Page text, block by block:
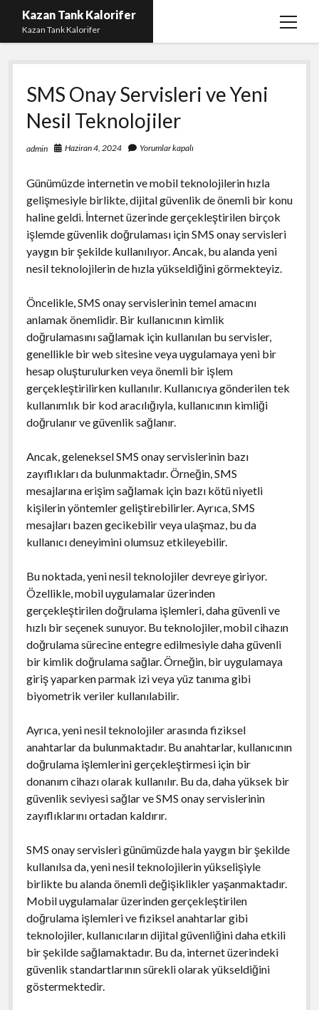
Kazan Tank Kalorifer
Kazan Tank Kalorifer
menüyü
Igtv Beğeni Çoğaltma
Liste
Sayfa Listesi
Spotify Dinlenme Yükseltme Hilesi
Twitter Gizli Hesap Yorumları
SMS Onay Servisleri ve Yeni
Nesil Teknolojiler
admin Haziran 4, 2024 Yorumlar kapalı
Günümüzde internetin ve mobil teknolojilerin hızla
gelişmesiyle birlikte, dijital güvenlik de önemli bir konu
haline geldi. İnternet üzerinde gerçekleştirilen birçok
işlemde güvenlik doğrulaması için SMS onay servisleri
yaygın bir şekilde kullanılıyor. Ancak, bu alanda yeni
nesil teknolojilerin de hızla yükseldiğini görmekteyiz.
Öncelikle, SMS onay servislerinin temel amacını
anlamak önemlidir. Bir kullanıcının kimlik
doğrulamasını sağlamak için kullanılan bu servisler,
genellikle bir web sitesine veya uygulamaya yeni bir
hesap oluşturulurken veya önemli bir işlem
gerçekleştirilirken kullanılır. Kullanıcıya gönderilen tek
kullanımlık bir kod aracılığıyla, kullanıcının kimliği
doğrulanır ve güvenlik sağlanır.
Ancak, geleneksel SMS onay servislerinin bazı
zayıflıkları da bulunmaktadır. Örneğin, SMS
mesajlarına erişim sağlamak için bazı kötü niyetli
kişilerin yöntemler geliştirebilirler. Ayrıca, SMS
mesajları bazen gecikebilir veya ulaşmaz, bu da
kullanıcı deneyimini olumsuz etkileyebilir.
Bu noktada, yeni nesil teknolojiler devreye giriyor.
Özellikle, mobil uygulamalar üzerinden
gerçekleştirilen doğrulama işlemleri, daha güvenli ve
hızlı bir seçenek sunuyor. Bu teknolojiler, mobil cihazın
doğrulama sürecine entegre edilmesiyle daha güvenli
bir kimlik doğrulama sağlar. Örneğin, bir uygulamaya
giriş yaparken parmak izi veya yüz tanıma gibi
biyometrik veriler kullanılabilir.
Ayrıca, yeni nesil teknolojiler arasında fiziksel
anahtarlar da bulunmaktadır. Bu anahtarlar, kullanıcının
doğrulama işlemlerini gerçekleştirmesi için bir
donanım cihazı olarak kullanılır. Bu da, daha yüksek bir
güvenlik seviyesi sağlar ve SMS onay servislerinin
zayıflıklarını ortadan kaldırır.
SMS onay servisleri günümüzde hala yaygın bir şekilde
kullanılsa da, yeni nesil teknolojilerin yükselişiyle
birlikte bu alanda önemli değişiklikler yaşanmaktadır.
Mobil uygulamalar üzerinden gerçekleştirilen
doğrulama işlemleri ve fiziksel anahtarlar gibi
teknolojiler, kullanıcıların dijital güvenliğini daha etkili
bir şekilde sağlamaktadır. Bu da, internet üzerindeki
güvenlik standartlarının sürekli olarak yükseldiğini
göstermektedir.